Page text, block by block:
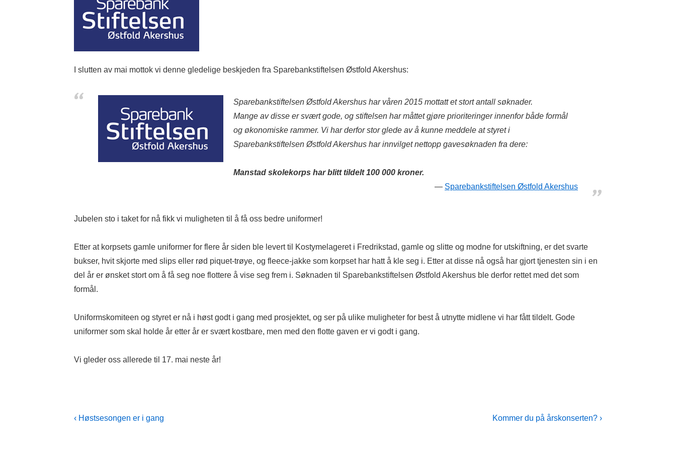
I slutten av mai mottok vi denne gledelige beskjeden fra Sparebankstiftelsen Østfold Akershus:
Sparebankstiftelsen Østfold Akershus har våren 2015 mottatt et stort antall søknader.
Mange av disse er svært gode, og stiftelsen har måttet gjøre prioriteringer innenfor både formål
og økonomiske rammer. Vi har derfor stor glede av å kunne meddele at styret i
Sparebankstiftelsen Østfold Akershus har innvilget nettopp gavesøknaden fra dere:
Manstad skolekorps har blitt tildelt 100 000 kroner.
Sparebankstiftelsen Østfold Akershus
Jubelen sto i taket for nå fikk vi muligheten til å få oss bedre uniformer!
Etter at korpsets gamle uniformer for flere år siden ble levert til Kostymelageret i Fredrikstad, gamle og slitte og modne for utskiftning, er det svarte
bukser, hvit skjorte med slips eller rød piquet-trøye, og fleece-jakke som korpset har hatt å kle seg i. Etter at disse nå også har gjort tjenesten sin i en
del år er ønsket stort om å få seg noe flottere å vise seg frem i. Søknaden til Sparebankstiftelsen Østfold Akershus ble derfor rettet med det som
formål.
Uniformskomiteen og styret er nå i høst godt i gang med prosjektet, og ser på ulike muligheter for best å utnytte midlene vi har fått tildelt. Gode
uniformer som skal holde år etter år er svært kostbare, men med den flotte gaven er vi godt i gang.
Vi gleder oss allerede til 17. mai neste år!
Post
Previous
‹ Høstsesongen er i gang
Next
Kommer du på årskonserten? ›